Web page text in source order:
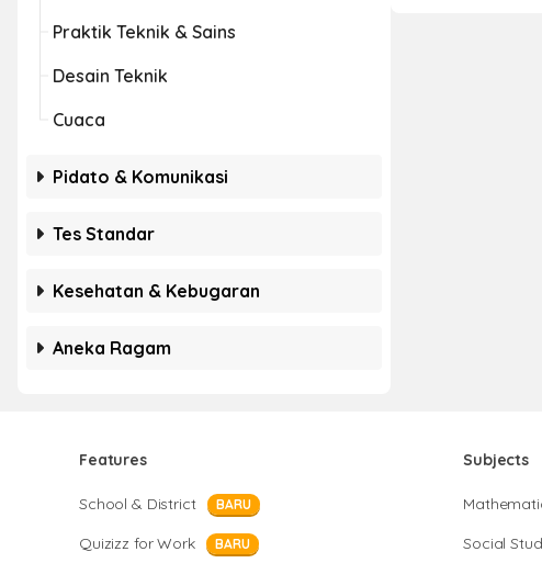
Praktik Teknik & Sains
Desain Teknik
Cuaca
Pidato & Komunikasi
Tes Standar
Kesehatan & Kebugaran
Aneka Ragam
Features
School & District BARU
Quizizz for Work BARU
Subjects
Social